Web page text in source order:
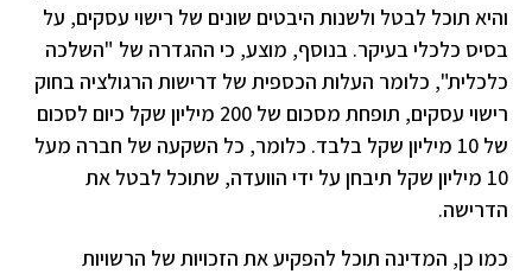
והיא תוכל לבטל ולשנות היבטים שונים של רישוי עסקים, על
בסיס כלכלי בעיקר. בנוסף, מוצע, כי ההגדרה של "השלכה
כלכלית", כלומר העלות הכספית של דרישות הרגולציה בחוק
רישוי עסקים, תופחת מסכום של 200 מיליון שקל כיום לסכום
של 10 מיליון שקל בלבד. כלומר, כל השקעה של חברה מעל
10 מיליון שקל תיבחן על ידי הוועדה, שתוכל לבטל את
הדרישה.
כמו כן, המדינה תוכל להפקיע את הזכויות של הרשויות